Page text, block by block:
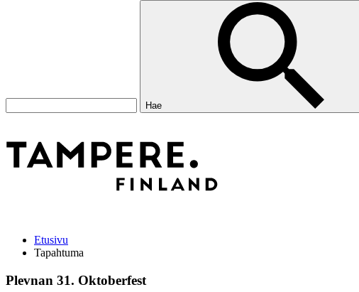
Hae
Etusivu
Tapahtuma
Plevnan 31. Oktoberfest